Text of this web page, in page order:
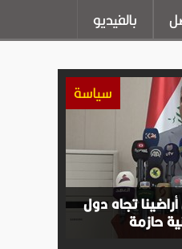
بالفيديو
سياسة
تجاه دول
حازمة